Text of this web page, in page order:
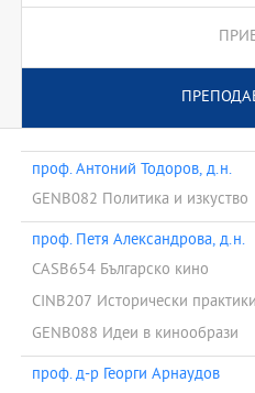
проф. Антоний Тодоров, д.н.
GENB082 Политика и изкуство
проф. Петя Александрова, д.н.
CASB654 Българско кино
CINB207 Исторически
GENB088 Идеи в кинообрази
проф. д-р Георги Арнаудов